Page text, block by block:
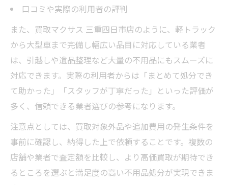
口コミや実際の利用者の評判
また、買取マクサス 三重四日市店のように、軽トラック
から大型車まで完備し幅広い品目に対応している業者
は、引越しや遺品整理など大量の不用品にもスムーズに
対応できます。実際の利用者からは「まとめて処分でき
て助かった」「スタッフが丁寧だった」といった評価が
多く、信頼できる業者選びの参考になります。
注意点としては、買取対象外品や追加費用の発生条件を
事前に確認し、納得した上で依頼することです。複数の
店舗や業者で査定額を比較し、より高価買取が期待でき
るところを選ぶと満足度の高い不用品処分が実現できま